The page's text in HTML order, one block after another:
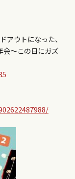
アウトになった、
会～この日にガズ